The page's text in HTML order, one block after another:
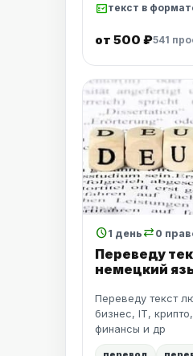
fact_checkтекст в
от 500 ₽541
schedule1 день sync_alt 0
Переведу
немецкий
Переведу текст
бизнес, IT,
финансы и др